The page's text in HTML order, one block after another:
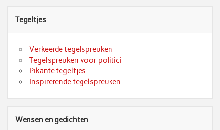
Tegeltjes
Verkeerde tegelspreuken
Tegelspreuken voor politici
Pikante tegeltjes
Inspirerende tegelspreuken
Wensen en gedichten